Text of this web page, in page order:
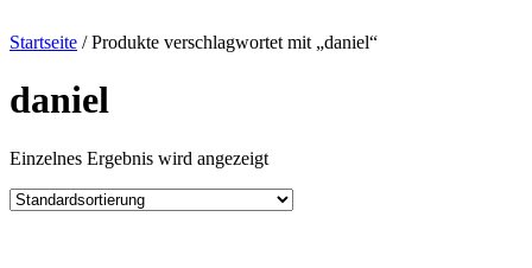
Startseite / Produkte verschlagwortet mit „daniel“
daniel
Einzelnes Ergebnis wird angezeigt